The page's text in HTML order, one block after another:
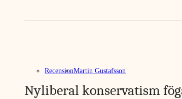
RecensionMartin Gustafsson
Nyliberal konservatism